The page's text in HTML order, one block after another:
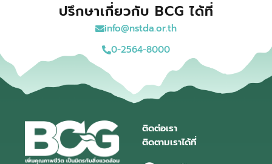
ปรึกษาเกี่ยวกับ BCG ได้ที่
info@nstda.or.th
0-2564-8000
ติดต่อเรา
ติดตามเราได้ที่